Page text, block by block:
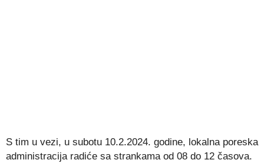
S tim u vezi, u subotu 10.2.2024. godine, lokalna poreska
administracija radiće sa strankama od 08 do 12 časova.